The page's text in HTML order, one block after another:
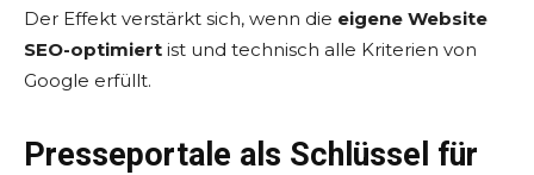
Der Effekt verstärkt sich, wenn die eigene Website
SEO-optimiert ist und technisch alle Kriterien von
Google erfüllt.
Presseportale als Schlüssel für